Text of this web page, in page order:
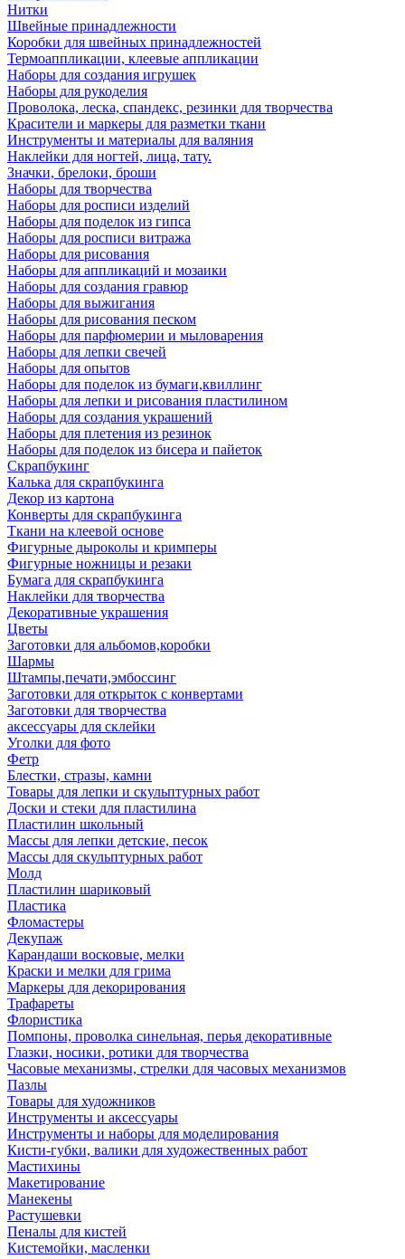
Нитки
Швейные принадлежности
Коробки для швейных принадлежностей
Термоаппликации, клеевые аппликации
Наборы для создания игрушек
Наборы для рукоделия
Проволока, леска, спандекс, резинки для творчества
Красители и маркеры для разметки ткани
Инструменты и материалы для валяния
Наклейки для ногтей, лица, тату.
Значки, брелоки, броши
Наборы для творчества
Наборы для росписи изделий
Наборы для поделок из гипса
Наборы для росписи витража
Наборы для рисования
Наборы для аппликаций и мозаики
Наборы для создания гравюр
Наборы для выжигания
Наборы для рисования песком
Наборы для парфюмерии и мыловарения
Наборы для лепки свечей
Наборы для опытов
Наборы для поделок из бумаги,квиллинг
Наборы для лепки и рисования пластилином
Наборы для создания украшений
Наборы для плетения из резинок
Наборы для поделок из бисера и пайеток
Скрапбукинг
Калька для скрапбукинга
Декор из картона
Конверты для скрапбукинга
Ткани на клеевой основе
Фигурные дыроколы и кримперы
Фигурные ножницы и резаки
Бумага для скрапбукинга
Наклейки для творчества
Декоративные украшения
Цветы
Заготовки для альбомов,коробки
Шармы
Штампы,печати,эмбоссинг
Заготовки для открыток с конвертами
Заготовки для творчества
аксессуары для склейки
Уголки для фото
Фетр
Блестки, стразы, камни
Товары для лепки и скульптурных работ
Доски и стеки для пластилина
Пластилин школьный
Массы для лепки детские, песок
Массы для скульптурных работ
Молд
Пластилин шариковый
Пластика
Фломастеры
Декупаж
Карандаши восковые, мелки
Краски и мелки для грима
Маркеры для декорирования
Трафареты
Флористика
Помпоны, проволка синельная, перья декоративные
Глазки, носики, ротики для творчества
Часовые механизмы, стрелки для часовых механизмов
Пазлы
Товары для художников
Инструменты и аксессуары
Инструменты и наборы для моделирования
Кисти-губки, валики для художественных работ
Мастихины
Макетирование
Манекены
Растушевки
Пеналы для кистей
Кистемойки, масленки